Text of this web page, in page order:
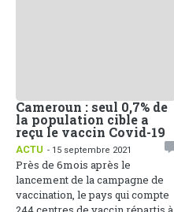
Cameroun : seul 0,7% de
la population cible a
reçu le vaccin Covid-19
ACTU - 15 septembre 2021
Près de 6mois après le
lancement de la campagne de
vaccination, le pays qui compte